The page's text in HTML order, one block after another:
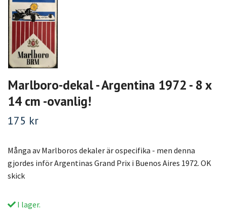
Marlboro-dekal - Argentina 1972 - 8 x
14 cm -ovanlig!
175 kr
Många av Marlboros dekaler är ospecifika - men denna
gjordes inför Argentinas Grand Prix i Buenos Aires 1972. OK
skick
I lager.